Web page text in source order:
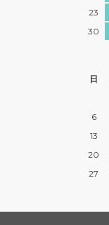
23
30
日
6
13
20
27